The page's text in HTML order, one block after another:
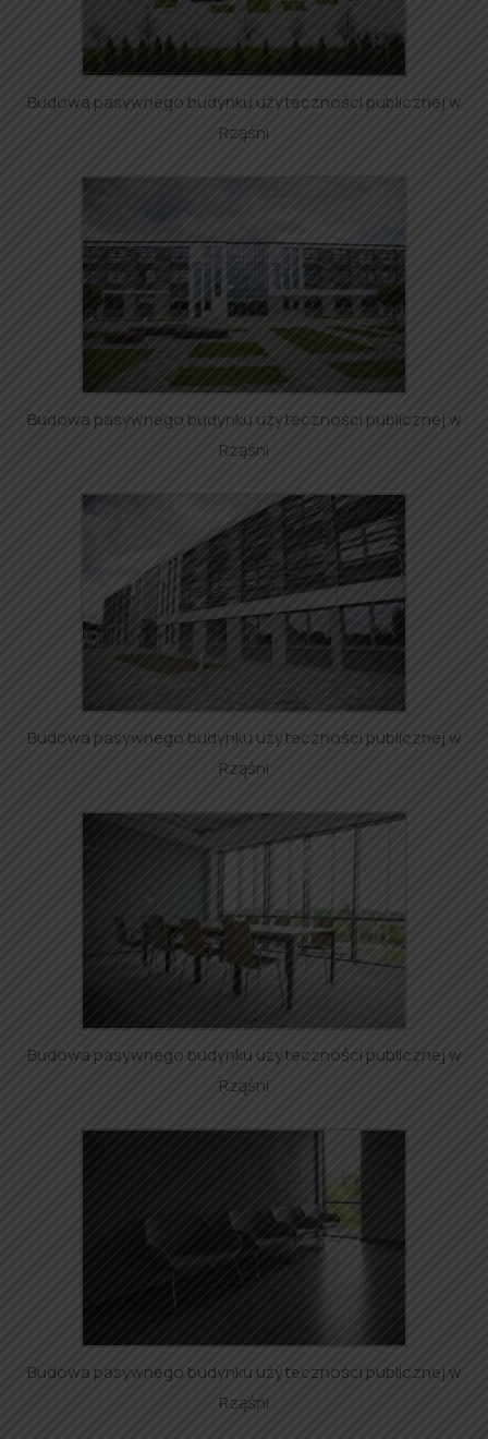
Budowa pasywnego budynku użyteczności publicznej w
Rząśni
Budowa pasywnego budynku użyteczności publicznej w
Rząśni
Budowa pasywnego budynku użyteczności publicznej w
Rząśni
Budowa pasywnego budynku użyteczności publicznej w
Rząśni
Budowa pasywnego budynku użyteczności publicznej w
Rząśni